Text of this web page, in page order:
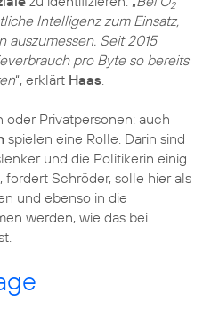
2
Intelligenz zum Einsatz,
auszumessen. Seit 2015
pro Byte so bereits
“, erklärt Haas
oder Privatpersonen: auch
spielen eine Rolle. Darin sind
und die Politikerin einig.
fordert Schröder, solle hier als
und ebenso in die
werden, wie das bei